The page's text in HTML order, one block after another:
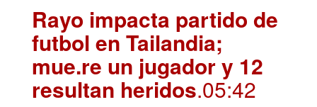
Rayo impacta partido de
futbol en Tailandia;
mue.re un jugador y 12
resultan heridos.05:42